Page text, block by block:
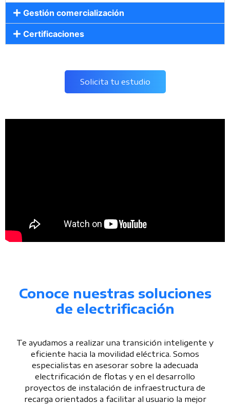
Gestión comercialización
Certificaciones
Solicita tu estudio
Conoce nuestras soluciones
de electrificación
Te ayudamos a realizar una transición inteligente y
eficiente hacia la movilidad eléctrica. Somos
especialistas en asesorar sobre la adecuada
electrificación de flotas y en el desarrollo
proyectos de instalación de infraestructura de
recarga orientados a facilitar al usuario la mejor